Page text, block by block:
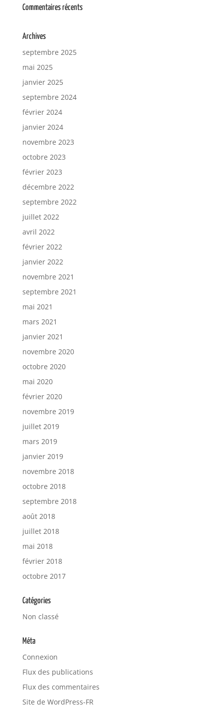
Commentaires récents
Archives
septembre 2025
mai 2025
janvier 2025
septembre 2024
février 2024
janvier 2024
novembre 2023
octobre 2023
février 2023
décembre 2022
septembre 2022
juillet 2022
avril 2022
février 2022
janvier 2022
novembre 2021
septembre 2021
mai 2021
mars 2021
janvier 2021
novembre 2020
octobre 2020
mai 2020
février 2020
novembre 2019
juillet 2019
mars 2019
janvier 2019
novembre 2018
octobre 2018
septembre 2018
août 2018
juillet 2018
mai 2018
février 2018
octobre 2017
Catégories
Non classé
Méta
Connexion
Flux des publications
Flux des commentaires
Site de WordPress-FR